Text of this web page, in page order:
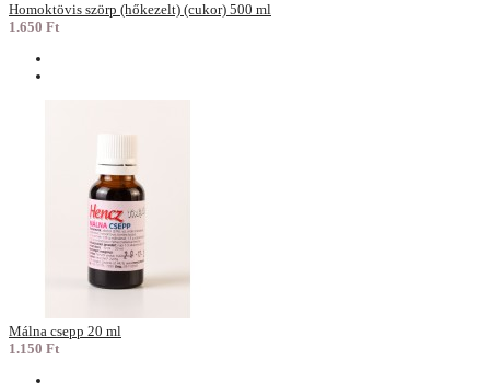
Homoktövis szörp (hőkezelt) (cukor) 500 ml
1.650 Ft
Málna csepp 20 ml
1.150 Ft